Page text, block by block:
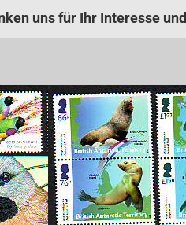
uns für Ihr Interesse